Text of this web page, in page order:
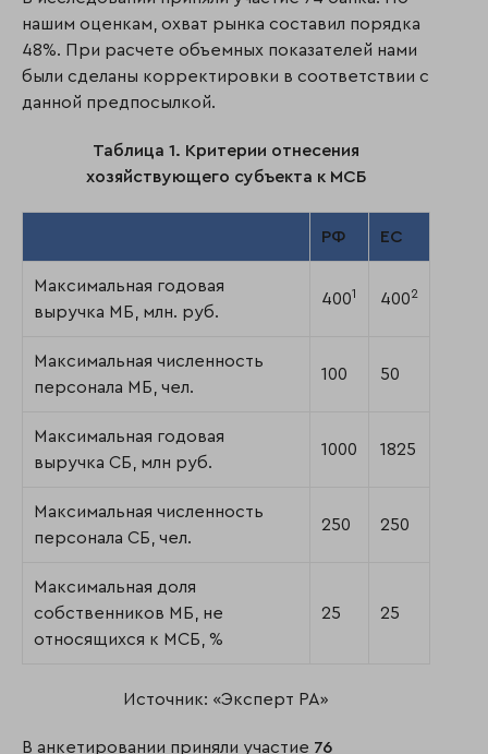
нашим оценкам, охват рынка составил порядка
48%. При расчете объемных показателей нами
были сделаны корректировки в соответствии с
данной предпосылкой.
Таблица 1. Критерии отнесения
хозяйствующего субъекта к МСБ
РФ ЕС
Максимальная годовая
выручка МБ, млн. руб.
4001 4002
Максимальная численность
персонала МБ, чел.
100 50
Максимальная годовая
выручка СБ, млн руб.
1000 1825
Максимальная численность
персонала СБ, чел.
250 250
Максимальная доля
собственников МБ, не
относящихся к МСБ, %
25 25
Источник: «Эксперт РА»
В анкетировании приняли участие 76